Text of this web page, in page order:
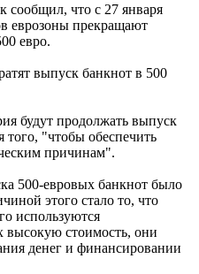
сообщил, что с 27 января
еврозоны прекращают
евро.
будут продолжать выпуск
того, "чтобы обеспечить
причинам".
500-евровых банкнот было
этого стало то, что
используются
высокую стоимость, они
денег и финансировании